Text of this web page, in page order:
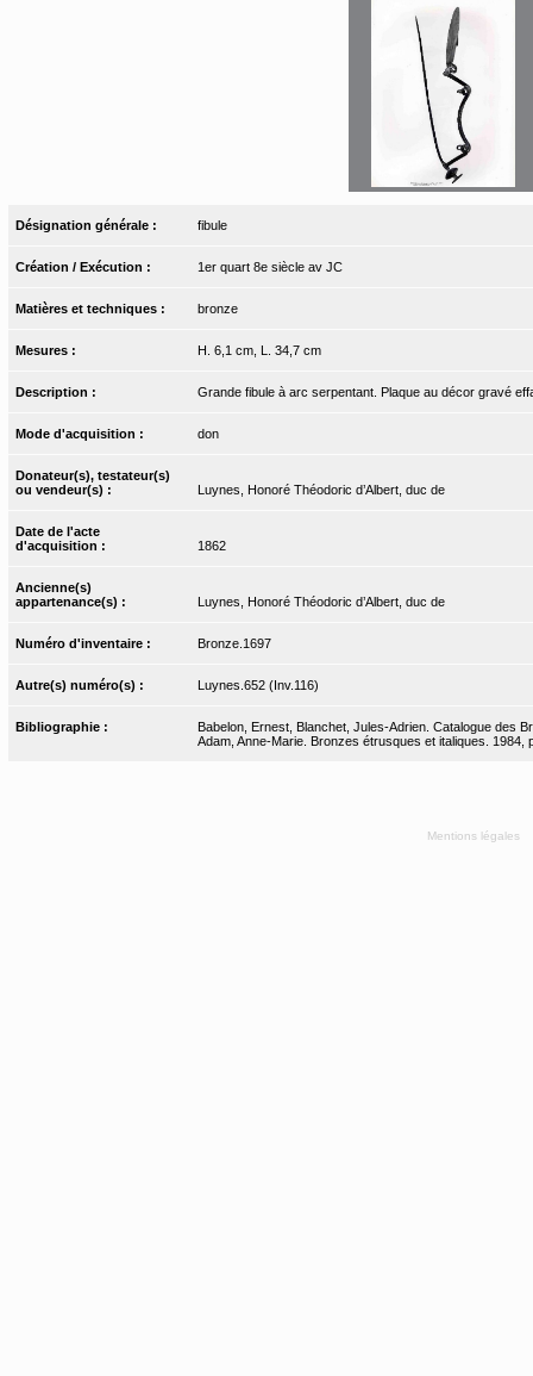
Désignation générale : fibule
Création / Exécution : 1er quart 8e siècle av JC
Matières et techniques : bronze
Mesures : H. 6,1 cm, L. 34,7 cm
Description : Grande fibule à arc serpentant. Plaque au décor gravé
Mode d'acquisition : don
Donateur(s), testateur(s)
ou vendeur(s) :
Luynes, Honoré Théodoric d’Albert, duc de
Date de l'acte
d'acquisition :
1862
Ancienne(s)
appartenance(s) :
Luynes, Honoré Théodoric d’Albert, duc de
Numéro d'inventaire : Bronze.1697
Autre(s) numéro(s) : Luynes.652 (Inv.116)
Bibliographie :
Babelon, Ernest, Blanchet, Jules-Adrien. Catalogue des
Adam, Anne-Marie. Bronzes étrusques et italiques. 1984,
Mentions légales